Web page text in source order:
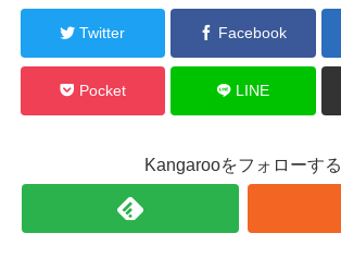
Twitter Facebook
Pocket LINE
Kangarooをフォローする